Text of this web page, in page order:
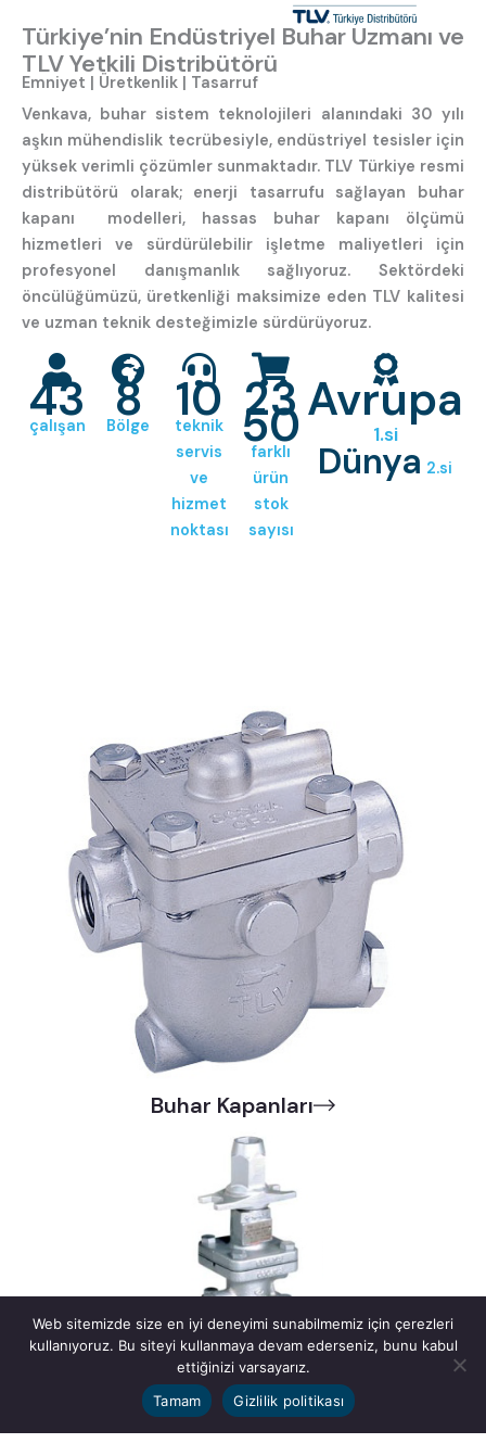
Sahada, tesiste, her lokasyonda ;
günlük denetimler için hepsi bir
arada profesyonel çözüm.
Pocket TrapMan® PT3
Türkiye’nin Endüstriyel Buhar Uzmanı ve
TLV Yetkili Distribütörü
Emniyet | Üretkenlik | Tasarruf
Venkava, buhar sistem teknolojileri alanındaki 30 yılı
aşkın mühendislik tecrübesiyle, endüstriyel tesisler için
yüksek verimli çözümler sunmaktadır. TLV Türkiye resmi
distribütörü olarak; enerji tasarrufu sağlayan buhar
kapanı
modelleri, hassas buhar kapanı ölçümü
hizmetleri ve sürdürülebilir işletme maliyetleri için
profesyonel danışmanlık sağlıyoruz. Sektördeki
öncülüğümüzü, üretkenliği maksimize eden TLV kalitesi
ve uzman teknik desteğimizle sürdürüyoruz.
43
çalışan 8
Bölge 10
teknik
servis
ve
hizmet
noktası
23
50
farklı
ürün
stok
sayısı
Avrupa
1.si
Dünya 2.si
Buhar Kapanları
Web sitemizde size en iyi deneyimi sunabilmemiz için çerezleri
kullanıyoruz. Bu siteyi kullanmaya devam ederseniz, bunu kabul
ettiğinizi varsayarız.
Tamam
Gizlilik politikası